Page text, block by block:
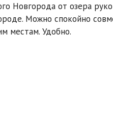
Новгорода от озера
Можно спокойно
местам. Удобно.